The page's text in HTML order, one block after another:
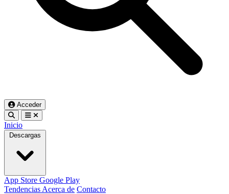
Acceder
Inicio
Descargas
App Store Google Play
Tendencias Acerca de Contacto